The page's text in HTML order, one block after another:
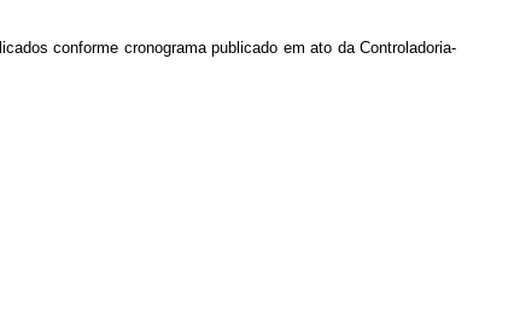
conforme cronograma publicado em ato da Controladoria-